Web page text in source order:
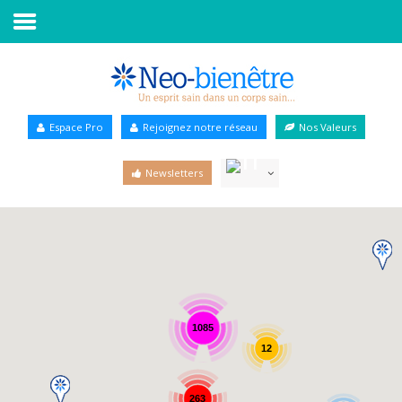
Annuaire Bien-être
Espace Pro Rejoignez notre réseau Nos Valeurs
Newsletters
1085
263
12